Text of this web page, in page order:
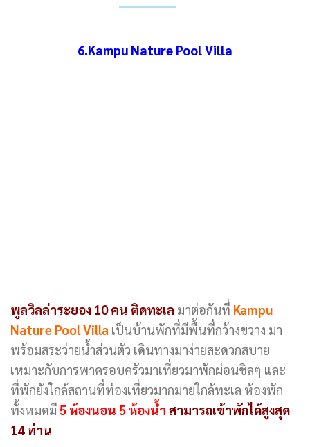
6.Kampu Nature Pool Villa
พูลวิลล่าระยอง 10 คน ติดทะเล มาต่อกันที่ Kampu
Nature Pool Villa เป็นบ้านพักที่มีพื้นที่กว้างขวาง มา
พร้อมสระว่ายน้ำส่วนตัว เดินทางมาง่ายสะดวกสบาย
เหมาะกับการพาครอบครัวมาเที่ยวมาพักผ่อนชิลๆ และ
ที่พักยังใกล้สถานที่ท่องเที่ยวมากมายใกล้ทะเล ห้องพัก
ทั้งหมดมี5 ห้องนอน 5 ห้องน้ำ สามารถเข้าพักได้สูงสุด
14 ท่าน